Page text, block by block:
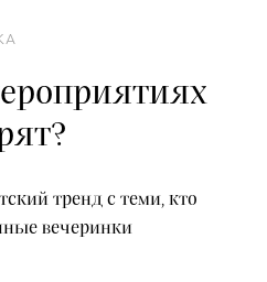
тренд с теми, кто
вечеринки